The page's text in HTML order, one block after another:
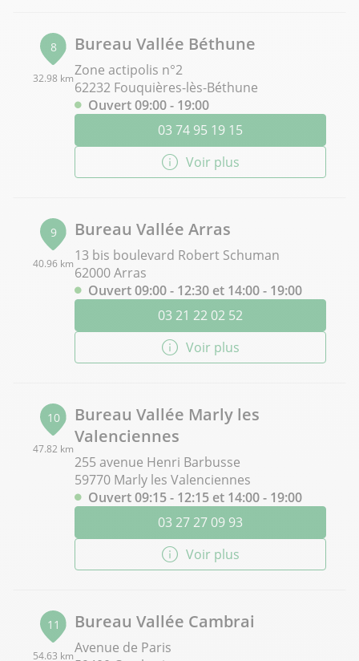
8
32.98 km
Bureau Vallée Béthune
Zone actipolis n°2
62232 Fouquières-lès-Béthune
Ouvert 09:00 - 19:00
03 74 95 19 15
Voir plus
9
40.96 km
Bureau Vallée Arras
13 bis boulevard Robert Schuman
62000 Arras
Ouvert 09:00 - 12:30 et 14:00 - 19:00
03 21 22 02 52
Voir plus
10
47.82 km
Bureau Vallée Marly les
Valenciennes
255 avenue Henri Barbusse
59770 Marly les Valenciennes
Ouvert 09:15 - 12:15 et 14:00 - 19:00
03 27 27 09 93
Voir plus
11
54.63 km
Bureau Vallée Cambrai
Avenue de Paris